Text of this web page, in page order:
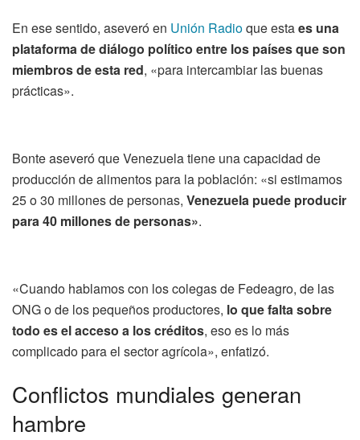
En ese sentido, aseveró en Unión Radioque estaes una
plataforma de diálogo político entre los países que son
miembros de esta red, «para intercambiar las buenas
prácticas».
Bonte aseveró que Venezuela tiene una capacidad de
producción de alimentos para la población: «si estimamos
25 o 30 millones de personas, Venezuela puede producir
para 40 millones de personas».
«Cuando hablamos con los colegas de Fedeagro, de las
ONG o de los pequeños productores, lo que falta sobre
todo es el acceso a los créditos, eso es lo más
complicado para el sector agrícola», enfatizó.
Conflictos mundiales generan
hambre